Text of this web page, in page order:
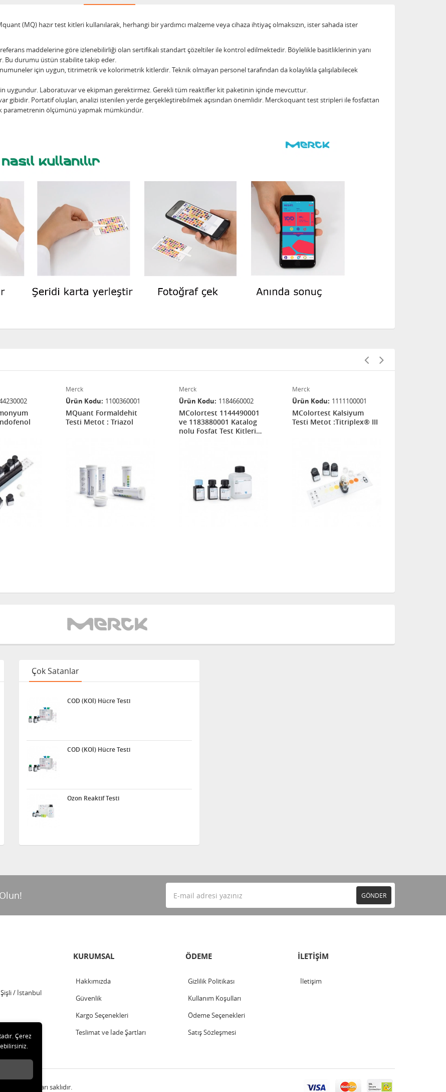
(MQ) hazır test kitleri kullanılarak, herhangi bir yardımcı malzeme veya cihaza ihtiyaç olmaksızın, ister sahada ister
maddelerine göre izlenebilirliği olan sertifikalı standart çözeltiler ile kontrol edilmektedir. Böylelikle basitliklerinin yanı
Bu durumu üstün stabilite takip eder.
için uygun, titrimetrik ve kolorimetrik kitlerdir. Teknik olmayan personel tarafından da kolaylıkla çalışılabilecek
uygundur. Laboratuvar ve ekipman gerektirmez. Gerekli tüm reaktifler kit paketinin içinde mevcuttur.
gibidir. Portatif oluşları, analizi istenilen yerde gerçekleştirebilmek açısından önemlidir. Merckoquant test stripleri ile fosfattan
parametrenin ölçümünü yapmak mümkündür.
Merck
Ürün Kodu 1100360001
MQuant Formaldehit
Testi Metot : Triazol
Merck
Ürün Kodu 1184660002
MColortest 1144490001
ve 1183880001 Katalog
nolu Fosfat Test Kitleri
Merck
Ürün Kodu 1111100001
MColortest Kalsiyum
Testi Metot :Titriplex® III
Çok Satanlar
COD (KOİ) Hücre Testi
COD (KOİ) Hücre Testi
Ozon Reaktif Testi
GÖNDER
/ İstanbul
KURUMSAL
Hakkımızda
Güvenlik
Kargo Seçenekleri
Teslimat ve İade Şartları
ÖDEME
Gizlilik Politikası
Kullanım Koşulları
Ödeme Seçenekleri
Satış Sözleşmesi
İLETİŞİM
İletişim
Tüm hakları saklıdır.
Çerez